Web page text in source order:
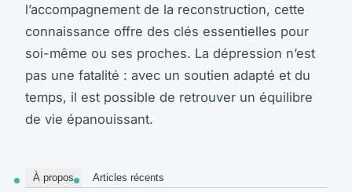
l’accompagnement de la reconstruction, cette
connaissance offre des clés essentielles pour
soi-même ou ses proches. La dépression n’est
pas une fatalité : avec un soutien adapté et du
temps, il est possible de retrouver un équilibre
de vie épanouissant.
À propos Articles récents